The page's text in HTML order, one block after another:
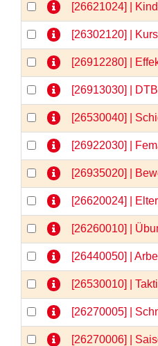
[26621024] |
[26302120] |
[26912280] |
[26913030] |
[26530040] |
[26922030] |
[26935020] |
[26620024] |
[26260010] |
[26440050] |
[26530010] |
[26270005] |
[26270006] |